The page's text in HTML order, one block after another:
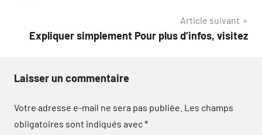
Article suivant
Expliquer simplement Pour plus d’infos, visitez
Laisser un commentaire
Votre adresse e-mail ne sera pas publiée. Les champs
obligatoires sont indiqués avec*